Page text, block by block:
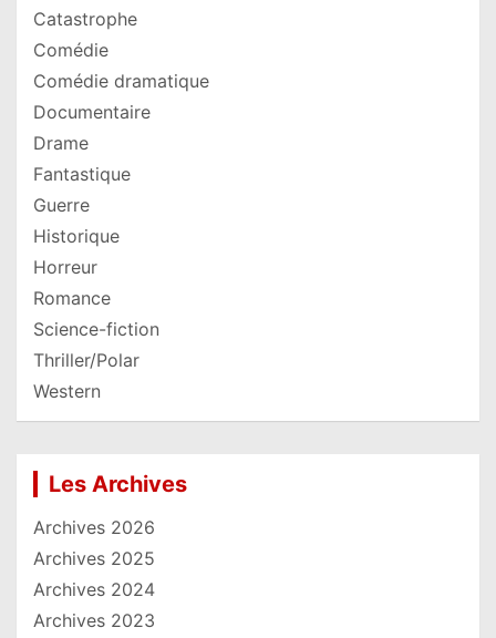
Catastrophe
Comédie
Comédie dramatique
Documentaire
Drame
Fantastique
Guerre
Historique
Horreur
Romance
Science-fiction
Thriller/Polar
Western
Les Archives
Archives 2026
Archives 2025
Archives 2024
Archives 2023